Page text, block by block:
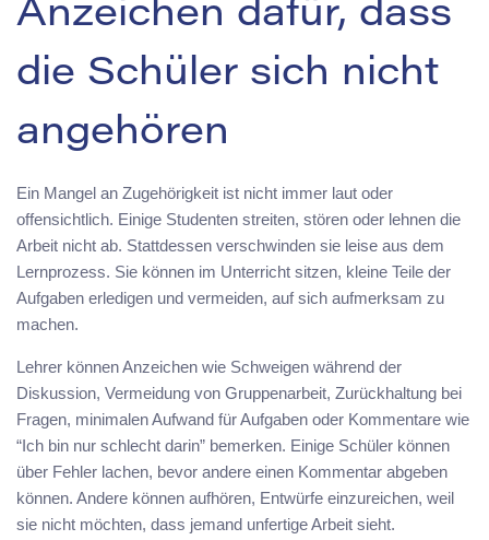
Anzeichen dafür, dass
die Schüler sich nicht
angehören
Ein Mangel an Zugehörigkeit ist nicht immer laut oder
offensichtlich. Einige Studenten streiten, stören oder lehnen die
Arbeit nicht ab. Stattdessen verschwinden sie leise aus dem
Lernprozess. Sie können im Unterricht sitzen, kleine Teile der
Aufgaben erledigen und vermeiden, auf sich aufmerksam zu
machen.
Lehrer können Anzeichen wie Schweigen während der
Diskussion, Vermeidung von Gruppenarbeit, Zurückhaltung bei
Fragen, minimalen Aufwand für Aufgaben oder Kommentare wie
“Ich bin nur schlecht darin” bemerken. Einige Schüler können
über Fehler lachen, bevor andere einen Kommentar abgeben
können. Andere können aufhören, Entwürfe einzureichen, weil
sie nicht möchten, dass jemand unfertige Arbeit sieht.